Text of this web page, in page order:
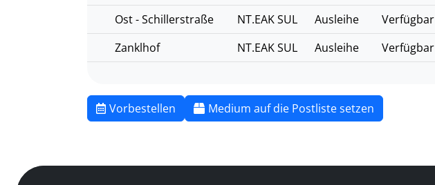
Ost - Schillerstraße
NT.EAK SUL Ausleihe Verfügbar
Zanklhof
NT.EAK SUL Ausleihe Verfügbar
Vorbestellen Medium auf die Postliste setzen